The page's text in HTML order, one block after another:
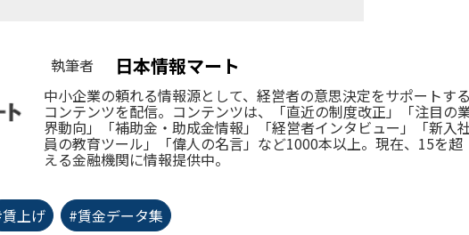
執筆者 日本情報マート
中小企業の頼れる情報源として、経営者の意思決定をサポートす
コンテンツを配信。コンテンツは、「直近の制度改正」「注目の
界動向」「補助金・助成金情報」「経営者インタビュー」「新入
員の教育ツール」「偉人の名言」など1000本以上。現在、15を超
える金融機関に情報提供中。
上げ #賃金データ集